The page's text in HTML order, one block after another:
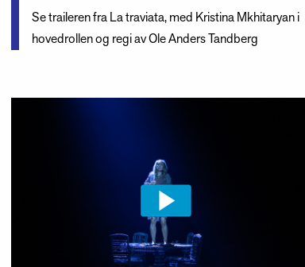
Se traileren fra La traviata, med Kristina Mkhitaryan i
hovedrollen og regi av Ole Anders Tandberg